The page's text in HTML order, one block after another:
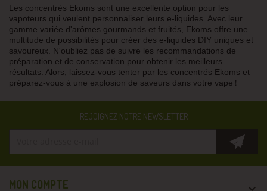
Les concentrés Ekoms sont une excellente option pour les
vapoteurs qui veulent personnaliser leurs e-liquides. Avec leur
gamme variée d'arômes gourmands et fruités, Ekoms offre une
multitude de possibilités pour créer des e-liquides DIY uniques et
savoureux. N'oubliez pas de suivre les recommandations de
préparation et de conservation pour obtenir les meilleurs
résultats. Alors, laissez-vous tenter par les concentrés Ekoms et
préparez-vous à une explosion de saveurs dans votre vape !
REJOIGNEZ NOTRE NEWSLETTER
MON COMPTE